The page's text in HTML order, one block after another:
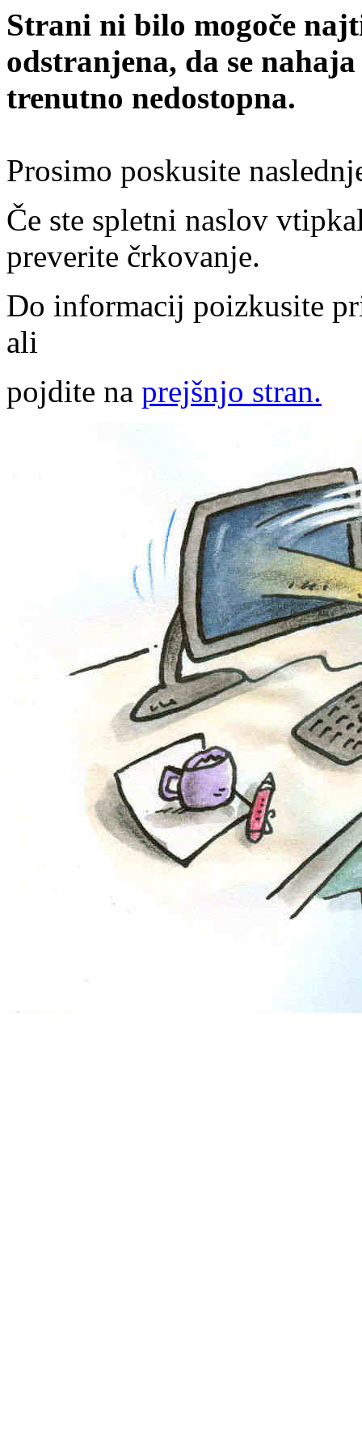
Strani ni bilo mogoče
odstranjena, da se
trenutno nedostopna.
Prosimo poskusite
Če ste spletni naslov
preverite črkovanje.
Do informacij poizkusite
ali
pojdite na prejšnjo stran.